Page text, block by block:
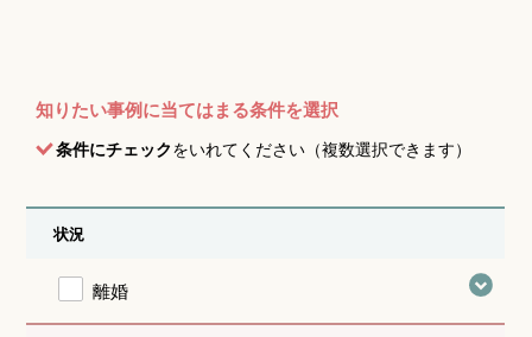
知りたい事例に当てはまる条件を選択
条件にチェックをいれてください（複数選択できます）
状況
離婚